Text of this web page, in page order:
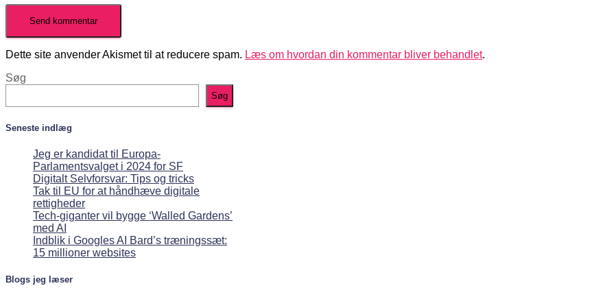
Dette site anvender Akismet til at reducere spam. Læs om hvordan din kommentar bliver behandlet.
Søg
Søg
Seneste indlæg
Jeg er kandidat til Europa-
Parlamentsvalget i 2024 for SF
Digitalt Selvforsvar: Tips og tricks
Tak til EU for at håndhæve digitale
rettigheder
Tech-giganter vil bygge ‘Walled Gardens’
med AI
Indblik i Googles AI Bard’s træningssæt:
15 millioner websites
Blogs jeg læser